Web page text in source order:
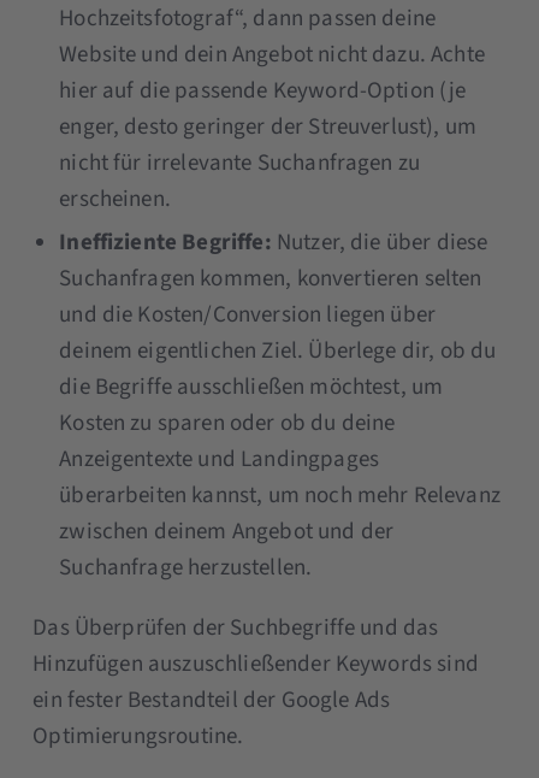
Hochzeitsfotograf“, dann passen deine
Website und dein Angebot nicht dazu. Achte
hier auf die passende Keyword-Option (je
enger, desto geringer der Streuverlust), um
nicht für irrelevante Suchanfragen zu
erscheinen.
Ineffiziente Begriffe: Nutzer, die über diese
Suchanfragen kommen, konvertieren selten
und die Kosten/Conversion liegen über
deinem eigentlichen Ziel. Überlege dir, ob du
die Begriffe ausschließen möchtest, um
Kosten zu sparen oder ob du deine
Anzeigentexte und Landingpages
überarbeiten kannst, um noch mehr Relevanz
zwischen deinem Angebot und der
Suchanfrage herzustellen.
Das Überprüfen der Suchbegriffe und das
Hinzufügen auszuschließender Keywords sind
ein fester Bestandteil der Google Ads
Optimierungsroutine.